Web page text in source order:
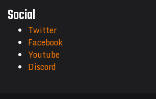
Social
Twitter
Facebook
Youtube
Discord